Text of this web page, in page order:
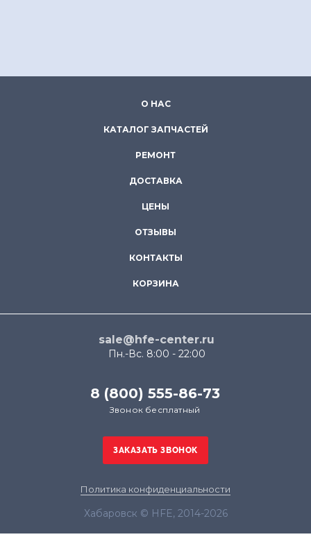
О НАС
КАТАЛОГ ЗАПЧАСТЕЙ
РЕМОНТ
ДОСТАВКА
ЦЕНЫ
ОТЗЫВЫ
КОНТАКТЫ
КОРЗИНА
sale@hfe-center.ru
Пн.-Вс. 8:00 - 22:00
8 (800) 555-86-73
Звонок бесплатный
Политика конфиденциальности
Хабаровск © HFE, 2014-2026